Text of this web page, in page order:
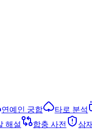
연예인 궁합 타로 분석
해설 합충 사전 삼